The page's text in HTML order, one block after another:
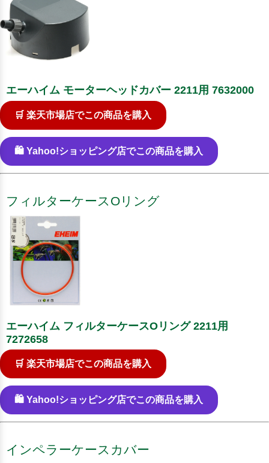
エーハイム モーターヘッドカバー 2211用 7632000
🛒 楽天市場店でこの商品を購入
🛍️ Yahoo!ショッピング店でこの商品を購入
フィルターケースOリング
エーハイム フィルターケースOリング 2211用
7272658
🛒 楽天市場店でこの商品を購入
🛍️ Yahoo!ショッピング店でこの商品を購入
インペラーケースカバー